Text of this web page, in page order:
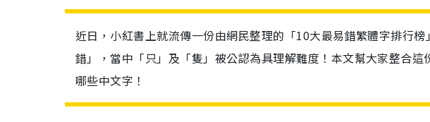
近日，小紅書上就流傳一份由網民整理的「10大最易錯繁體字排行
錯」，當中「只」及「隻」被公認為具理解難度！本文幫大家整合
哪些中文字！